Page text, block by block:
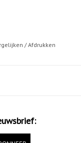
/Afdrukken